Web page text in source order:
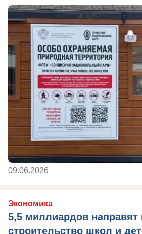
09.06.2026
Экономика
5,5 миллиардов направят
строительство школ и